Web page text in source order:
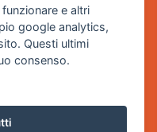
BS
e altri
google analytics,
Questi ultimi
consenso.